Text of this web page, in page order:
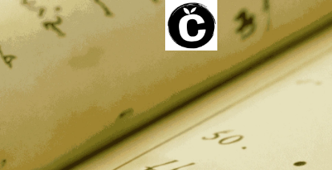
Přejít
na
obsah